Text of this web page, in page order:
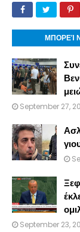
ΜΠΟΡΕΊ
September 27,
September 23,